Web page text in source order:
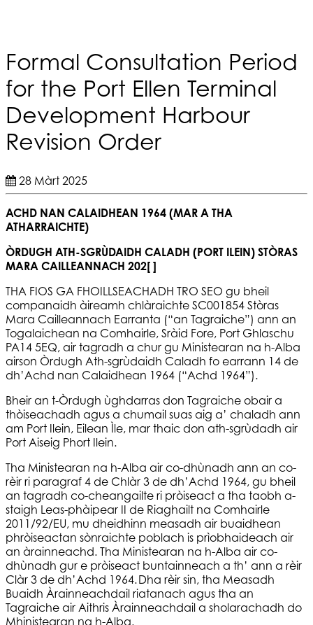
Formal Consultation Period
for the Port Ellen Terminal
Development Harbour
Revision Order
28 Màrt 2025
ACHD NAN CALAIDHEAN 1964 (MAR A THA
ATHARRAICHTE)
ÒRDUGH ATH-SGRÙDAIDH CALADH (PORT ILEIN) STÒRAS
MARA CAILLEANNACH 202[ ]
THA FIOS GA FHOILLSEACHADH TRO SEO gu bheil
companaidh àireamh chlàraichte SC001854 Stòras
Mara Cailleannach Earranta (“an Tagraiche”) ann an
Togalaichean na Comhairle, Sràid Fore, Port Ghlaschu
PA14 5EQ, air tagradh a chur gu Ministearan na h-Alba
airson Òrdugh Ath-sgrùdaidh Caladh fo earrann 14 de
dh’Achd nan Calaidhean 1964 (“Achd 1964”).
Bheir an t-Òrdugh ùghdarras don Tagraiche obair a
thòiseachadh agus a chumail suas aig a’ chaladh ann
am Port Ilein, Eilean Ìle, mar thaic don ath-sgrùdadh air
Port Aiseig Phort Ilein.
Tha Ministearan na h-Alba air co-dhùnadh ann an co-
rèir ri paragraf 4 de Chlàr 3 de dh’Achd 1964, gu bheil
an tagradh co-cheangailte ri pròiseact a tha taobh a-
staigh Leas-phàipear II de Riaghailt na Comhairle
2011/92/EU, mu dheidhinn measadh air buaidhean
phròiseactan sònraichte poblach is prìobhaideach air
an àrainneachd. Tha Ministearan na h-Alba air co-
dhùnadh gur e pròiseact buntainneach a th’ ann a rèir
Clàr 3 de dh’Achd 1964. Dha rèir sin, tha Measadh
Buaidh Àrainneachdail riatanach agus tha an
Tagraiche air Aithris Àrainneachdail a sholarachadh do
Mhinistearan na h-Alba.